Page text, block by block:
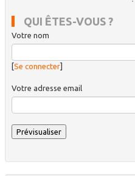
QUI ÊTES-VOUS ?
Votre nom
[Se connecter]
Votre adresse email